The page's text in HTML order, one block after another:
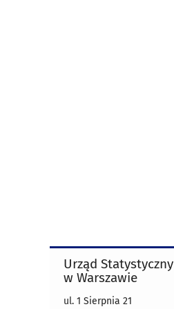
Urząd Statystyczny
w Warszawie
ul. 1 Sierpnia 21